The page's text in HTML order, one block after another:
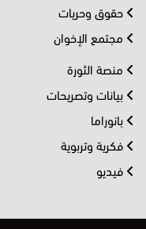
حقوق وحريات
مجتمع الإخوان
منصة الثورة
بيانات وتصريحات
بانوراما
فكرية وتربوية
فيديو